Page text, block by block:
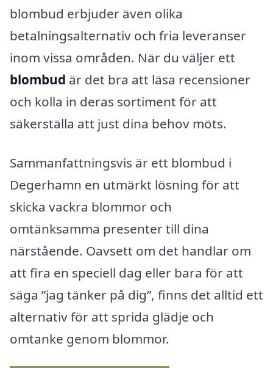
blombud erbjuder även olika
betalningsalternativ och fria leveranser
inom vissa områden. När du väljer ett
blombud är det bra att läsa recensioner
och kolla in deras sortiment för att
säkerställa att just dina behov möts.
Sammanfattningsvis är ett blombud i
Degerhamn en utmärkt lösning för att
skicka vackra blommor och
omtänksamma presenter till dina
närstående. Oavsett om det handlar om
att fira en speciell dag eller bara för att
säga ”jag tänker på dig”, finns det alltid ett
alternativ för att sprida glädje och
omtanke genom blommor.